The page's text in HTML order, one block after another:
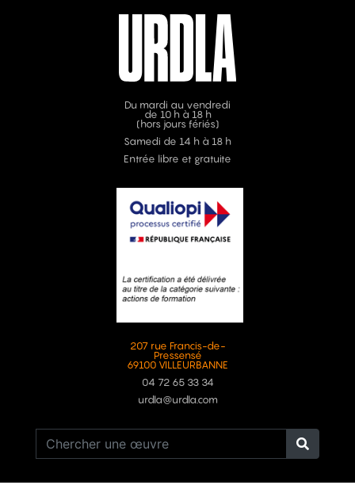
Du mardi au vendredi
de 10 h à 18 h
(hors jours fériés)
Samedi de 14 h à 18 h
Entrée libre et gratuite
207 rue Francis-de-
Pressensé
69100 VILLEURBANNE
04 72 65 33 34
urdla@urdla.com